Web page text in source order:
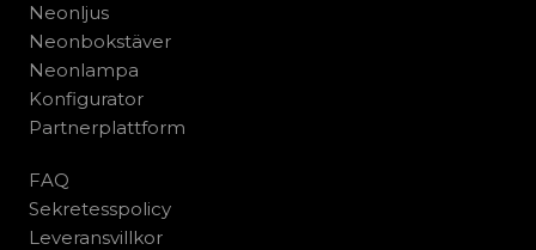
Neonljus
Neonbokstäver
Neonlampa
Konfigurator
Partnerplattform
FAQ
Sekretesspolicy
Leveransvillkor